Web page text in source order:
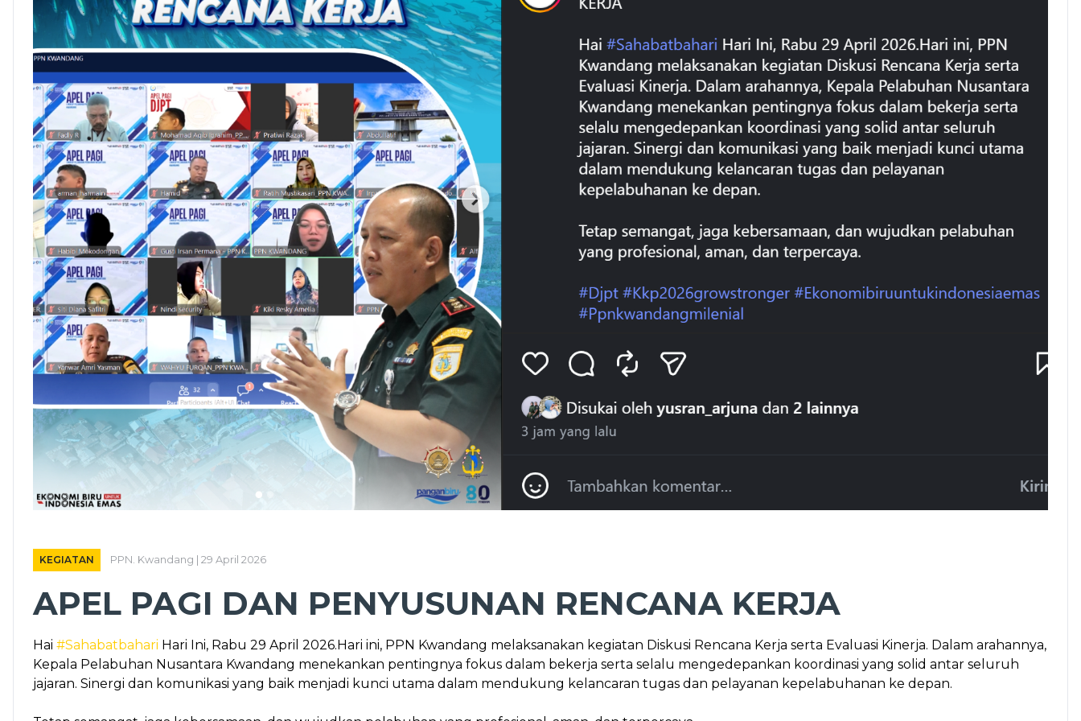
KEGIATAN PPN. Kwandang | 29 April 2026
APEL PAGI DAN PENYUSUNAN RENCANA KERJA
Hai #Sahabatbahari Hari Ini, Rabu 29 April 2026.Hari ini, PPN Kwandang melaksanakan kegiatan Diskusi Rencana Kerja serta Evaluasi Kinerja. Dalam arahannya,
Kepala Pelabuhan Nusantara Kwandang menekankan pentingnya fokus dalam bekerja serta selalu mengedepankan koordinasi yang solid antar seluruh
jajaran. Sinergi dan komunikasi yang baik menjadi kunci utama dalam mendukung kelancaran tugas dan pelayanan kepelabuhanan ke depan.